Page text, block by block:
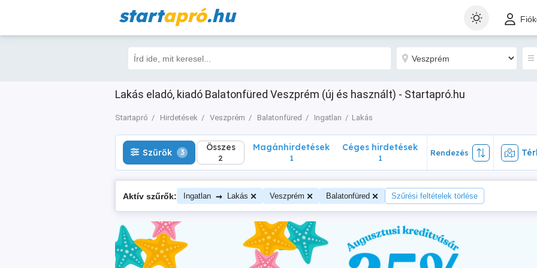
startapró.hu
Lakás eladó, kiadó Balatonfüred Veszprém (új és használt) - Startapró.hu
Startapró Hirdetések Veszprém Balatonfüred Ingatlan Lakás
Szűrők 3 Összes
2
Szűrők 3 Összes
2
Magánhirdetések
1
Céges hirdetések
1
Rendezés
Aktív szűrők: Ingatlan → Lakás Veszprém Balatonfüred Szűrési feltételek törlése